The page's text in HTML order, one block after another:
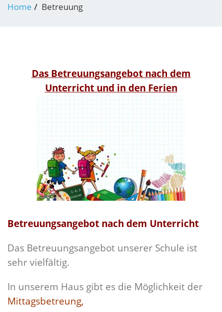
Home Betreuung
Das Betreuungsangebot nach dem
Unterricht und in den Ferien
Betreuungsangebot nach dem Unterricht
Das Betreuungsangebot unserer Schule ist
sehr vielfältig.
In unserem Haus gibt es die Möglichkeit der
Mittagsbetreung,